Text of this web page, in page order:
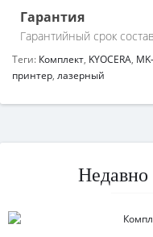
Гарантия
Гарантийный срок
Теги: Комплект, KYOCERA,
принтер, лазерный